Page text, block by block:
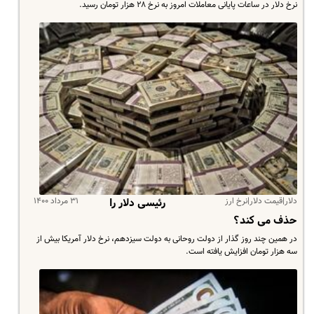
نرخ دلار در ساعات پایانی معاملات امروز به نرخ ۲۸ هزار تومان رسید.
دلار|قیمت دلار|نرخ ارز ۳۱ مرداد ۱۴۰۰
رئیسی دلار را
حذف می کند؟
در همین چند روز گذار از دولت روحانی به دولت سیزدهم، نرخ دلار آمریکا بیش از
سه هزار تومان افزایش یافته است.